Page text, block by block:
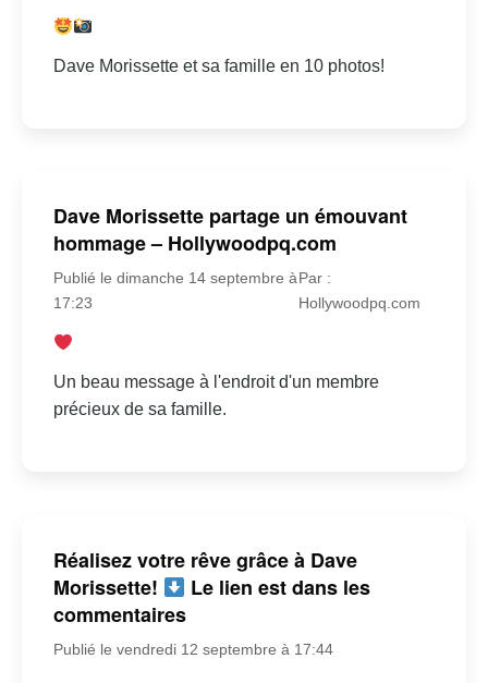
Dave Morissette et sa famille en 10 photos!
Dave Morissette partage un émouvant
hommage – Hollywoodpq.com
Publié le dimanche 14 septembre à
17:23
Par :
Hollywoodpq.com
Un beau message à l'endroit d'un membre
précieux de sa famille.
Réalisez votre rêve grâce à Dave
Morissette!
Le lien est dans les
commentaires
Publié le vendredi 12 septembre à 17:44